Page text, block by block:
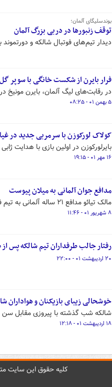
بوندسلیگای آلمان؛
توقف زنبورها در دربی بزرگ آلمان
دیدار تیم‌های فوتبال شالکه و
فرار بایرن‌ از شکست خانگی با سوپر
در رقابت‌های لیگ آلمان، بایرن مونیخ
۵ بهمن ۰۱ - ۰۸:۲۵
کولاک لورکوزن با سرمربی جدید در
بایرلورکوزن در اولین بازی با هدایت
۱۶ مهر ۰۱ - ۱۹:۱۵
مدافع جوان آلمانی به میلان پیوست
مالک تیائو مدافع ۲۱ ساله آلمانی به تیم فوتبال آث‌میلان پیوست.
۸ شهریور ۰۱ - ۱۱:۴۶
رفتار جالب طرفداران تیم شالکه پس
۲۰ اردیبهشت ۰۱ - ۲۲:۰۰
خوشحالی زیبای بازیکنان و هواداران
شالکه شب گذشته با پیروزی مقابل
۱۸ اردیبهشت ۰۱ - ۱۲:۱۸
کليه حقوق اين سايت